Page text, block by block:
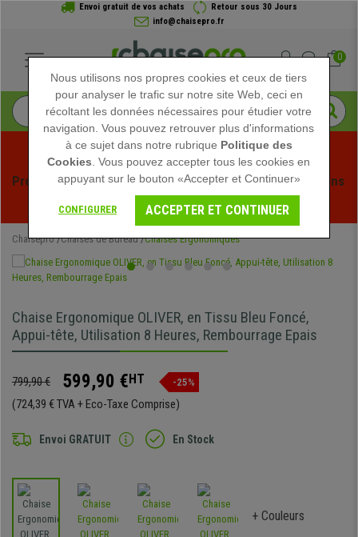
Envoi gratuit de vos achats
Retour sous 30 Jours
info@chaisepro.fr
0
Profitez des soldes d'été chez Chaisepro ! Des réductions
exclusives pour une durée limitée - Voir l'offre
Chaisepro Chaises de Bureau Chaises Ergonomiques
Chaise Ergonomique OLIVER, en Tissu Bleu Foncé,
Appui-tête, Utilisation 8 Heures, Rembourrage Epais
799,90 € 599,90 €HT -25%
(724,39 € TVA + Eco-Taxe Comprise)
Envoi GRATUIT En Stock
+ Couleurs
Nous utilisons nos propres cookies et ceux de tiers
pour analyser le trafic sur notre site Web, ceci en
récoltant les données nécessaires pour étudier votre
navigation. Vous pouvez retrouver plus d'informations
à ce sujet dans notre rubrique Politique des
Cookies . Vous pouvez accepter tous les cookies en
appuyant sur le bouton «Accepter et Continuer»
CONFIGURER ACCEPTER ET CONTINUER